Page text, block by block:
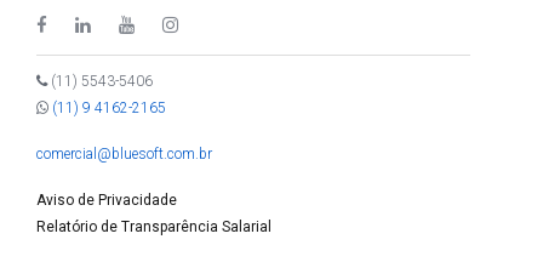
(11) 5543-5406
(11) 9 4162-2165
comercial@bluesoft.com.br
Aviso de Privacidade
Relatório de Transparência Salarial